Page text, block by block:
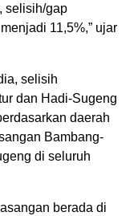
selisih/gap
11,5%,” ujar
selisih
dan Hadi-Sugeng
daerah
Bambang-
di seluruh
berada di